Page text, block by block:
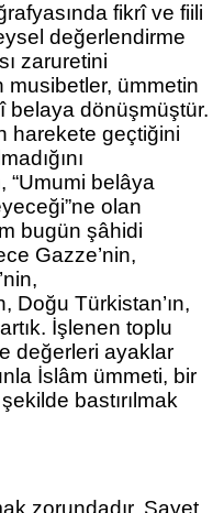
fikrî ve fiili
değerlendirme
zaruretini
musibetler, ümmetin
belaya dönüşmüştür.
harekete geçtiğini
“Umumi belâya
olan
bugün şâhidi
Gazze’nin,
Doğu Türkistan’ın,
İşlenen toplu
değerleri ayaklar
İslâm ümmeti, bir
bastırılmak